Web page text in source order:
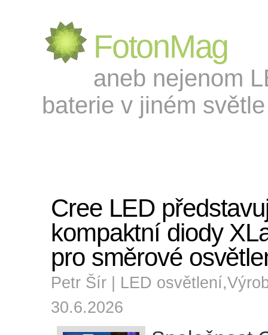
FotonMag
aneb nejenom
baterie v jiném
Cree LED
kompaktní diody
pro směrové
Petr Šír | LED osvětlení,
30.6.2026